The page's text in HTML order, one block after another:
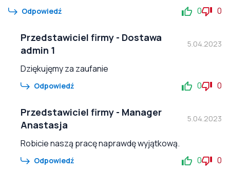
Odpowiedź 0 0
Przedstawiciel firmy - Dostawa
admin 1
5.04.2023
Dziękujęmy za zaufanie
Odpowiedź 0 0
Przedstawiciel firmy - Manager
Anastasja
5.04.2023
Robicie naszą pracę naprawdę wyjątkową.
Odpowiedź 0 0